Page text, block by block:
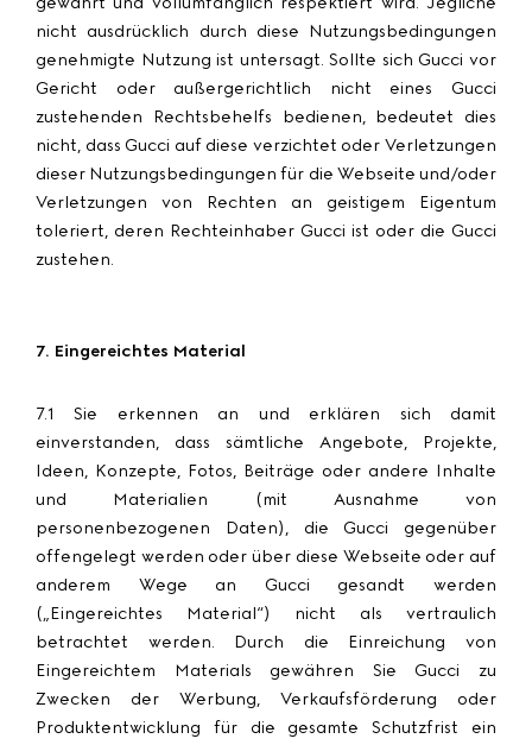
nicht ausdrücklich durch diese Nutzungsbedingungen
genehmigte Nutzung ist untersagt. Sollte sich Gucci vor
Gericht oder außergerichtlich nicht eines Gucci
zustehenden Rechtsbehelfs bedienen, bedeutet dies
nicht, dass Gucci auf diese verzichtet oder Verletzungen
dieser Nutzungsbedingungen für die Webseite und/oder
Verletzungen von Rechten an geistigem Eigentum
toleriert, deren Rechteinhaber Gucci ist oder die Gucci
zustehen.
7. Eingereichtes Material
7.1 Sie erkennen an und erklären sich damit
einverstanden, dass sämtliche Angebote, Projekte,
Ideen, Konzepte, Fotos, Beiträge oder andere Inhalte
und Materialien (mit Ausnahme von
personenbezogenen Daten), die Gucci gegenüber
offengelegt werden oder über diese Webseite oder auf
anderem Wege an Gucci gesandt werden
(„Eingereichtes Material“) nicht als vertraulich
betrachtet werden. Durch die Einreichung von
Eingereichtem Materials gewähren Sie Gucci zu
Zwecken der Werbung, Verkaufsförderung oder
Produktentwicklung für die gesamte Schutzfrist ein